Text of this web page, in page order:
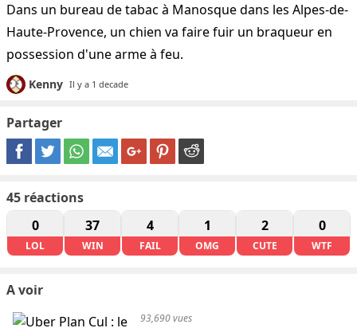
Dans un bureau de tabac à Manosque dans les Alpes-de-
Haute-Provence, un chien va faire fuir un braqueur en
possession d'une arme à feu.
Kenny Il y a 1 decade
Partager
45 réactions
0
LOL
37
WIN
4
FAIL
1
OMG
2
CUTE
0
WTF
A voir
93,690 vues